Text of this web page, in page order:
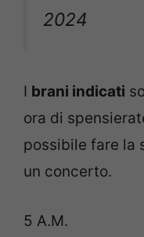
2024
I brani indicati
ora di
possibile fare la
un concerto.
5 A.M.